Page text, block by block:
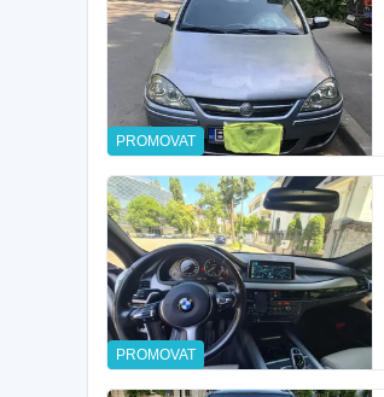
PROMOVAT
PROMOVAT